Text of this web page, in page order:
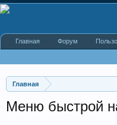
Главная
Меню быстрой
Главная Форум